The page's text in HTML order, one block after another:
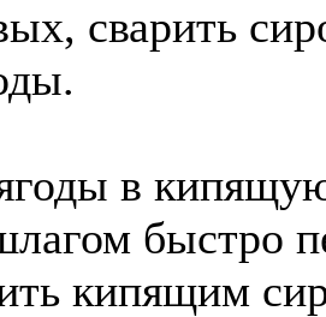
сварить
в
быстро
кипящим